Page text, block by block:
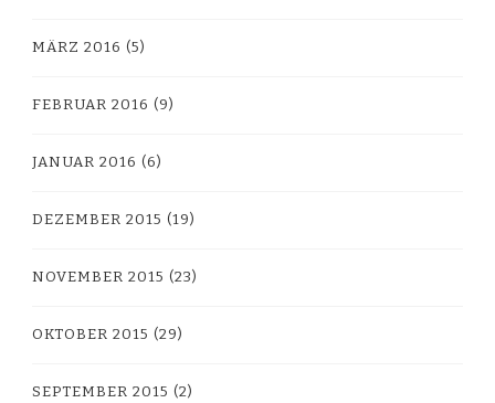
MÄRZ 2016 (5)
FEBRUAR 2016 (9)
JANUAR 2016 (6)
DEZEMBER 2015 (19)
NOVEMBER 2015 (23)
OKTOBER 2015 (29)
SEPTEMBER 2015 (2)